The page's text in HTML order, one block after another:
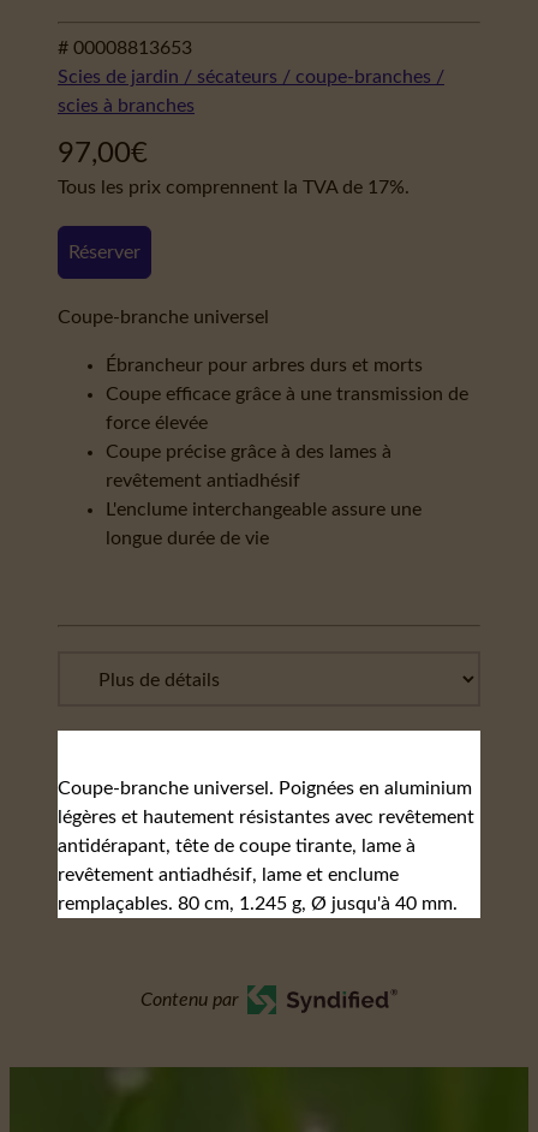
# 00008813653
Scies de jardin / sécateurs / coupe-branches /
scies à branches
97,00€
Tous les prix comprennent la TVA de 17%.
Réserver
Coupe-branche universel
Ébrancheur pour arbres durs et morts
Coupe efficace grâce à une transmission de
force élevée
Coupe précise grâce à des lames à
revêtement antiadhésif
L'enclume interchangeable assure une
longue durée de vie
Coupe-branche universel. Poignées en aluminium
légères et hautement résistantes avec revêtement
antidérapant, tête de coupe tirante, lame à
revêtement antiadhésif, lame et enclume
remplaçables. 80 cm, 1.245 g, Ø jusqu'à 40 mm.
Contenu par